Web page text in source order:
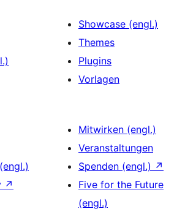
Showcase (engl.)
Themes
Plugins
Vorlagen
↗
Mitwirken (engl.)
Veranstaltungen
Spenden (engl.) ↗
Five for the Future
(engl.)